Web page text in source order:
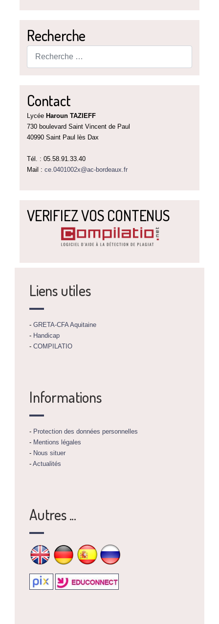
Recherche
Contact
Lycée Haroun TAZIEFF
730 boulevard Saint Vincent de Paul
40990 Saint Paul lès Dax
Tél. : 05.58.91.33.40
Mail : ce.0401002x@ac-bordeaux.fr
VERIFIEZ VOS CONTENUS
Liens utiles
- GRETA-CFA Aquitaine
- Handicap
- COMPILATIO
Informations
- Protection des données personnelles
- Mentions légales
- Nous situer
- Actualités
Autres ...